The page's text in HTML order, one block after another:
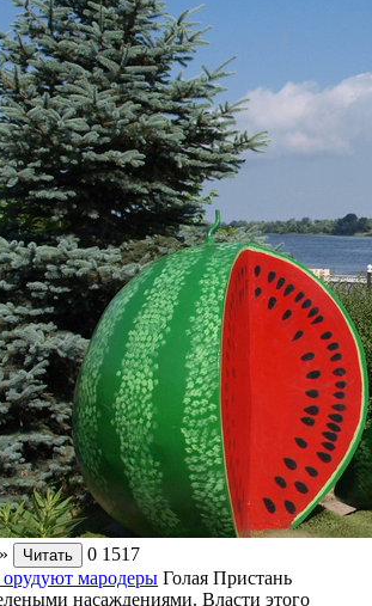
» Читать 0 1517
мародеры Голая Пристань
насаждениями. Власти этого